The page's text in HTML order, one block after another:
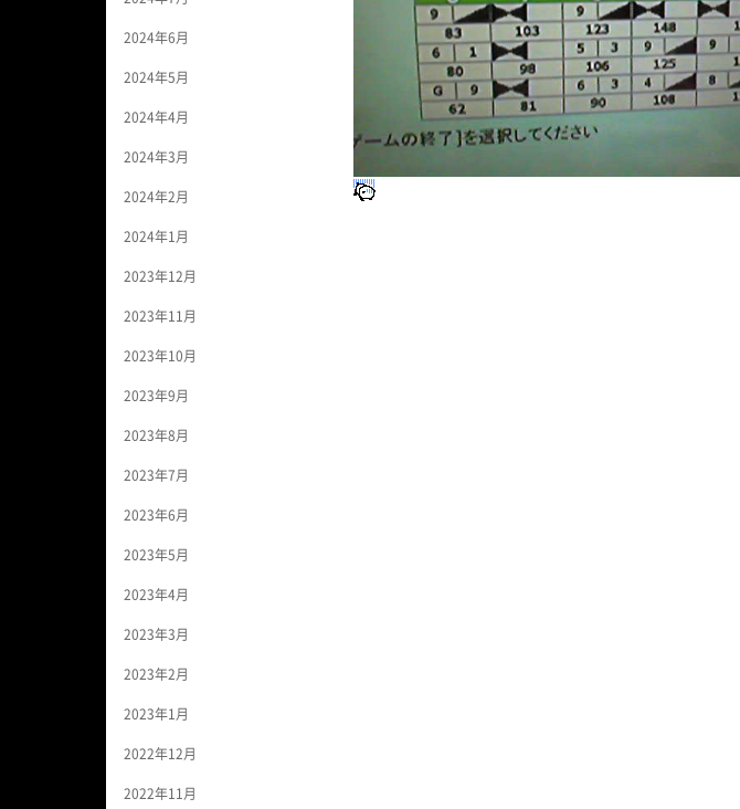
2024年6月
2024年5月
2024年4月
2024年3月
2024年2月
2024年1月
2023年12月
2023年11月
2023年10月
2023年9月
2023年8月
2023年7月
2023年6月
2023年5月
2023年4月
2023年3月
2023年2月
2023年1月
2022年12月
2022年11月